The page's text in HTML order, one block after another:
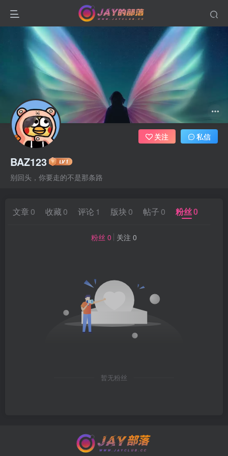
BAZ123
别回头，你要走的不是那条路
关注 私信
文章 0 收藏 0 评论 1 版块 0 帖子 0 粉丝0
粉丝 0 关注 0
暂无粉丝